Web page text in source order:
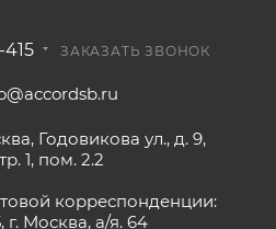
ЗАКАЗАТЬ ЗВОНОК
Годовикова ул., д. 9,
1, пом. 2.2
корреспонденции:
г. Москва, а/я. 64